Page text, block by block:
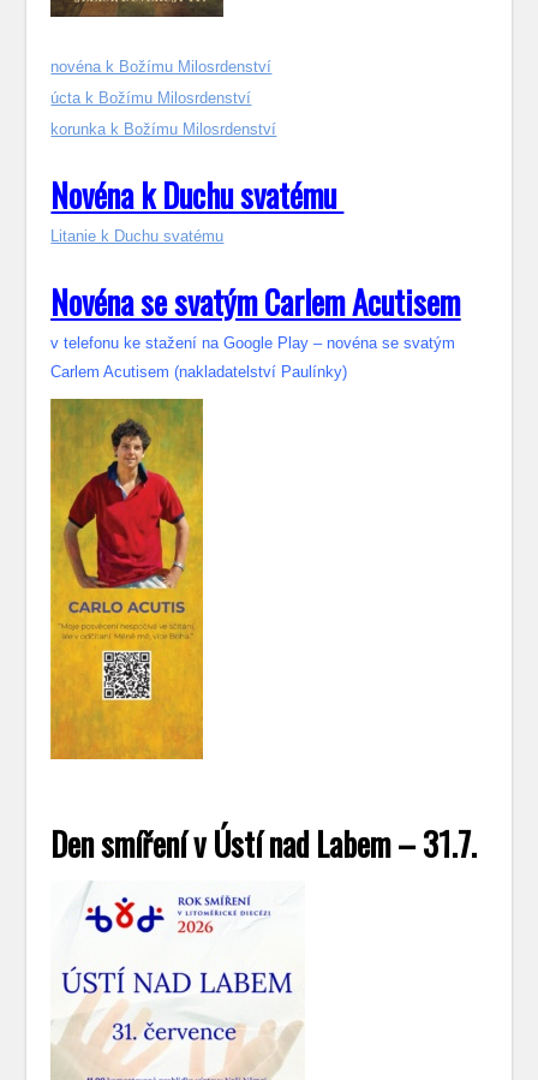
novéna k Božímu Milosrdenství
úcta k Božímu Milosrdenství
korunka k Božímu Milosrdenství
Novéna k Duchu svatému
Litanie k Duchu svatému
Novéna se svatým Carlem Acutisem
v telefonu ke stažení na Google Play – novéna se svatým
Carlem Acutisem (nakladatelství Paulínky)
Den smíření v Ústí nad Labem – 31.7.